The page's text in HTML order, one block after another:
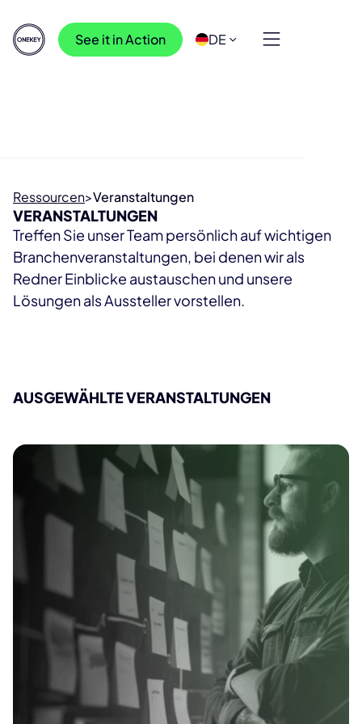
See it in Action DE
Ressourcen>Veranstaltungen
VERANSTALTUNGEN
Treffen Sie unser Team persönlich auf wichtigen
Branchenveranstaltungen, bei denen wir als
Redner Einblicke austauschen und unsere
Lösungen als Aussteller vorstellen.
AUSGEWÄHLTE VERANSTALTUNGEN